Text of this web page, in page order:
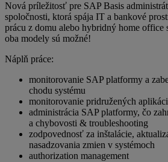
Nová príležitosť pre SAP Basis
spoločnosti, ktorá spája IT a bankové
prácu z domu alebo hybridný home office
oba modely sú možné!
Náplň práce:
monitorovanie SAP platformy a
chodu systému
monitorovanie pridružených
administrácia SAP platformy, čo
a chybovosti & troubleshooting
zodpovednosť za inštalácie,
nasadzovania zmien v systémoch
authorization management